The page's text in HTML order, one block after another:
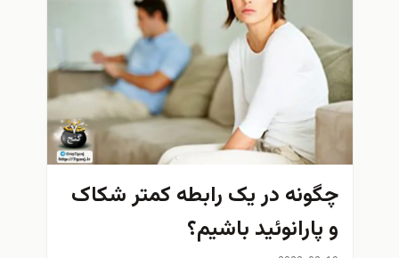
در یک رابطه کمتر شکاک
باشیم؟